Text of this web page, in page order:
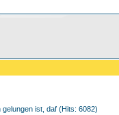
ist, daf (Hits: 6082)